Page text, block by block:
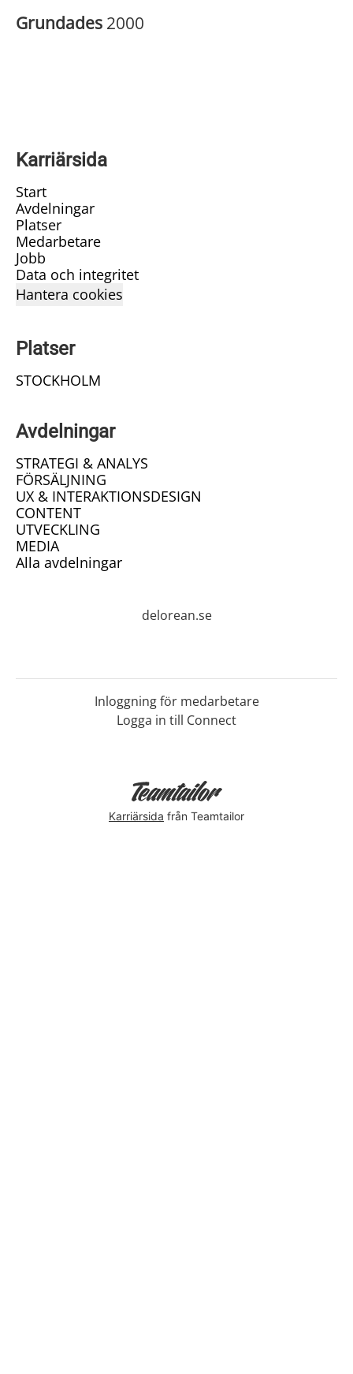
Grundades 2000
Karriärsida
Start
Avdelningar
Platser
Medarbetare
Jobb
Data och integritet
Hantera cookies
Platser
STOCKHOLM
Avdelningar
STRATEGI & ANALYS
FÖRSÄLJNING
UX & INTERAKTIONSDESIGN
CONTENT
UTVECKLING
MEDIA
Alla avdelningar
delorean.se
Inloggning för medarbetare
Logga in till Connect
Karriärsida från Teamtailor